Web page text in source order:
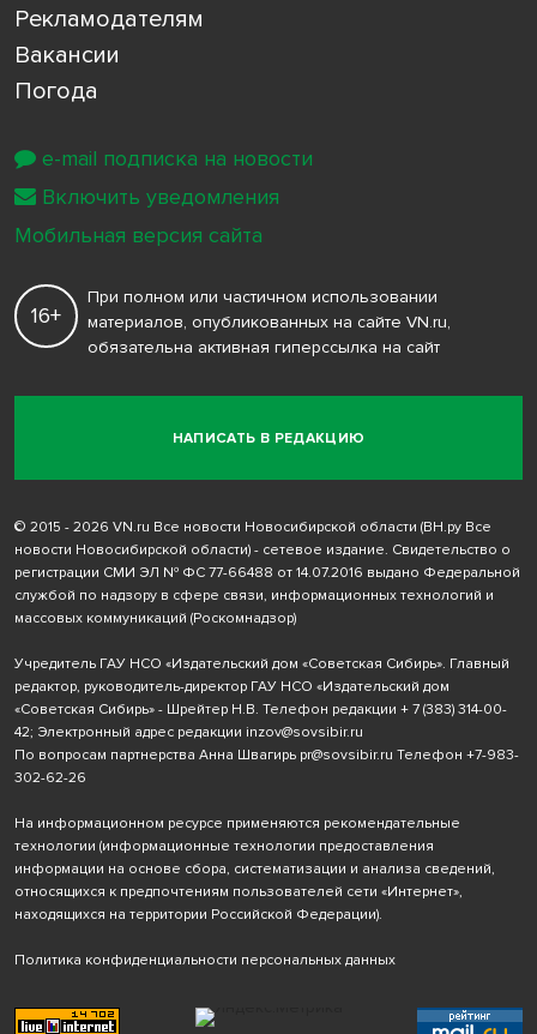
Рекламодателям
Вакансии
Погода
НАПИСАТЬ В РЕДАКЦИЮ
16+
При полном или частичном использовании
материалов, опубликованных на сайте VN.ru,
обязательна активная гиперссылка на сайт
© 2015 - 2026 VN.ru Все новости Новосибирской области (ВН.ру Все
новости Новосибирской области) - сетевое издание. Свидетельство о
регистрации СМИ ЭЛ № ФС 77-66488 от 14.07.2016 выдано Федеральной
службой по надзору в сфере связи, информационных технологий и
массовых коммуникаций (Роскомнадзор)
Учредитель ГАУ НСО «Издательский дом «Советская Сибирь». Главный
редактор, руководитель-директор ГАУ НСО «Издательский дом
«Советская Сибирь» - Шрейтер Н.В. Телефон редакции + 7 (383) 314-00-
42; Электронный адрес редакции inzov@sovsibir.ru
По вопросам партнерства Анна Швагирь pr@sovsibir.ru Телефон +7-983-
302-62-26
На информационном ресурсе применяются рекомендательные
технологии (информационные технологии предоставления
информации на основе сбора, систематизации и анализа сведений,
относящихся к предпочтениям пользователей сети «Интернет»,
находящихся на территории Российской Федерации).
Политика конфиденциальности персональных данных
e-mail подписка на новости
Включить уведомления
Мобильная версия сайта